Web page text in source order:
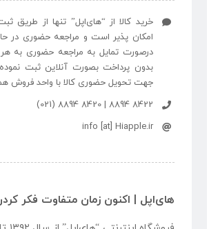
خرید کالا از “های‌اپل” تنها از طریق
امکان پذیر است و مراجعه حضوری در
درصورت تمایل به مراجعه حضوری به هر
بدون پرداخت بصورت آنلاین ثبت
جهت تحویل حضوری کالا با واحد فروش
8422 8894 | 8420 8894 (021)
info [at] Hiapple.ir
های‌اپل | اکنون زمان متفاوت فکر